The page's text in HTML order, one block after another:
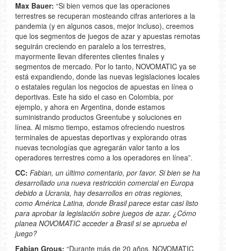
Max Bauer: “Si bien vemos que las operaciones
terrestres se recuperan mosteando cifras anteriores a la
pandemia (y en algunos casos, mejor incluso), creemos
que los segmentos de juegos de azar y apuestas remotas
seguirán creciendo en paralelo a los terrestres,
mayormente llevan diferentes clientes finales y
segmentos de mercado. Por lo tanto, NOVOMATIC ya se
está expandiendo, donde las nuevas legislaciones locales
o estatales regulan los negocios de apuestas en línea o
deportivas. Este ha sido el caso en Colombia, por
ejemplo, y ahora en Argentina, donde estamos
suministrando productos Greentube y soluciones en
línea. Al mismo tiempo, estamos ofreciendo nuestros
terminales de apuestas deportivas y explorando otras
nuevas tecnologías que agregarán valor tanto a los
operadores terrestres como a los operadores en línea”.
CC: Fabian, un último comentario, por favor. Si bien se ha
desarrollado una nueva restricción comercial en Europa
debido a Ucrania, hay desarrollos en otras regiones,
como América Latina, donde Brasil parece estar casi listo
para aprobar la legislación sobre juegos de azar. ¿Cómo
planea NOVOMATIC acceder a Brasil si se aprueba el
juego?
Fabian Grous: “Durante más de 20 años, NOVOMATIC